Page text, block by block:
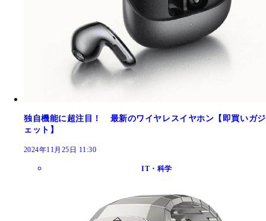
独自機能に超注目！ 最新のワイヤレスイヤホン【即買いガジ
ェット】
2024年11月25日 11:30
IT・科学